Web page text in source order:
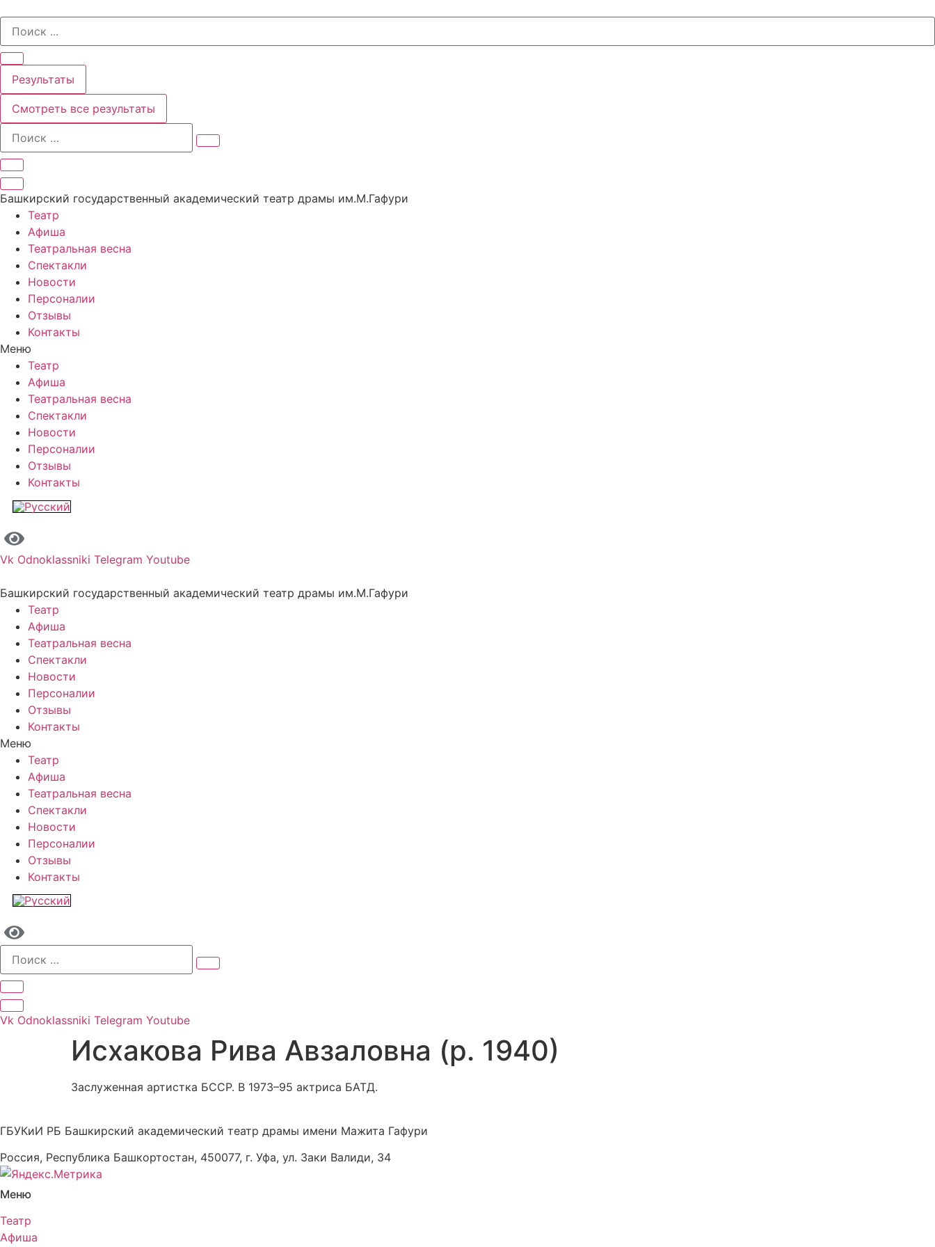
содержимому
Search
Результаты
Смотреть все результаты
Башкирский государственный академический театр драмы им.М.Гафури
Театр
Афиша
Театральная весна
Спектакли
Новости
Персоналии
Отзывы
Контакты
Меню
Театр
Афиша
Театральная весна
Спектакли
Новости
Персоналии
Отзывы
Контакты
Vk Odnoklassniki Telegram Youtube
Башкирский государственный академический театр драмы им.М.Гафури
Театр
Афиша
Театральная весна
Спектакли
Новости
Персоналии
Отзывы
Контакты
Меню
Театр
Афиша
Театральная весна
Спектакли
Новости
Персоналии
Отзывы
Контакты
Vk Odnoklassniki Telegram Youtube
Исхакова Рива Авзаловна (р. 1940)
Заслуженная артистка БССР. В 1973–95 актриса БАТД.
ГБУКиИ РБ Башкирский академический театр драмы имени Мажита Гафури
Россия, Республика Башкортостан, 450077, г. Уфа, ул. Заки Валиди, 34
Меню
Театр
Афиша